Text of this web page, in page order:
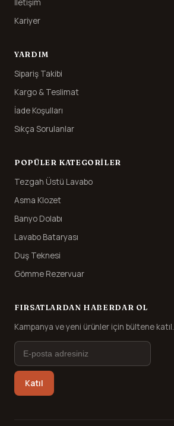
İletişim
Kariyer
YARDIM
Sipariş Takibi
Kargo & Teslimat
İade Koşulları
Sıkça Sorulanlar
POPÜLER KATEGORILER
Tezgah Üstü Lavabo
Asma Klozet
Banyo Dolabı
Lavabo Bataryası
Duş Teknesi
Gömme Rezervuar
FIRSATLARDAN HABERDAR OL
Kampanya ve yeni ürünler için bültene katıl.
Katıl